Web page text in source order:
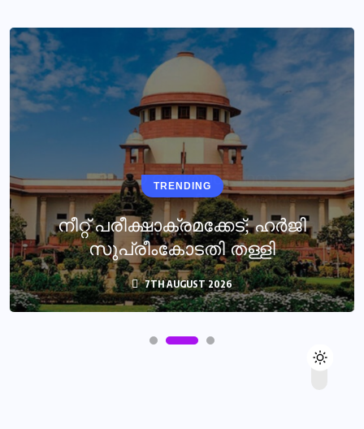
TRENDING
നീറ്റ് പരീക്ഷാക്രമക്കേട്; ഹർജി
സുപ്രീംകോടതി തള്ളി
7TH AUGUST 2026